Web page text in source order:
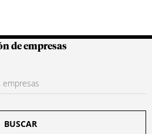
Colombianas
de empresas
BUSCAR